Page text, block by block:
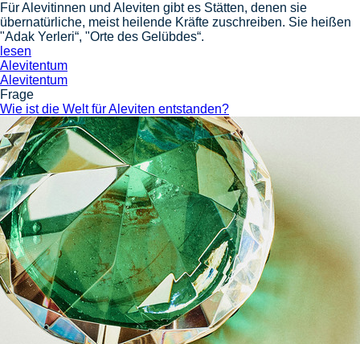
Für Alevitinnen und Aleviten gibt es Stätten, denen sie
übernatürliche, meist heilende Kräfte zuschreiben. Sie heißen
"Adak Yerleri“, "Orte des Gelübdes“.
lesen
Alevitentum
Alevitentum
Frage
Wie ist die Welt für Aleviten entstanden?